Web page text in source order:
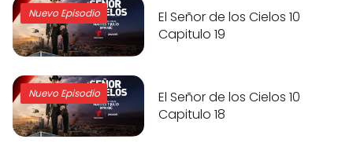
Nuevo Episodio
El Señor de los Cielos 10
Capitulo 19
Nuevo Episodio
El Señor de los Cielos 10
Capitulo 18